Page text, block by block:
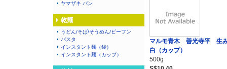
ヤマザキ パン
乾麺
うどん/そば/そうめん/ビーフン
パスタ
インスタント麺（袋）
インスタント麺（カップ）
マルモ青木 善光寺平
白（カップ）
500g